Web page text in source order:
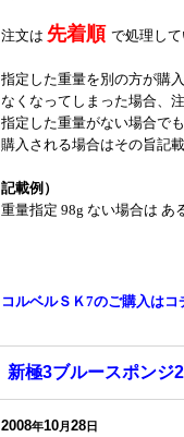
注文は 先着順 で処理して
指定した重量を別の方が購
なくなってしまった場合、
指定した重量がない場合でも
購入される場合はその旨記
記載例）
重量指定 98g ない場合は あ
コルベルＳＫ7のご購入はコ
新極3ブルースポンジ
2008年10月28日